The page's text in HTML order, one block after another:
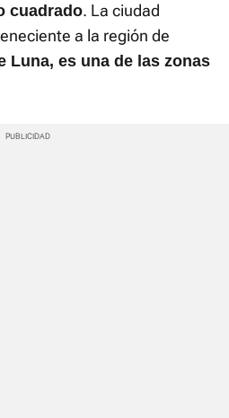
cuadrado. La ciudad
a la región de
Luna, es una de las zonas